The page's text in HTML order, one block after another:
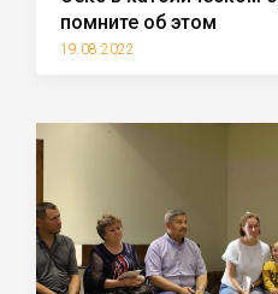
помните об этом
19.08.2022